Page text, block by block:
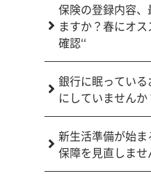
保険の登録内容
ますか？春にオス
確認‘‘
銀行に眠ってい
にしていませんか
新生活準備が始
保障を見直しませ